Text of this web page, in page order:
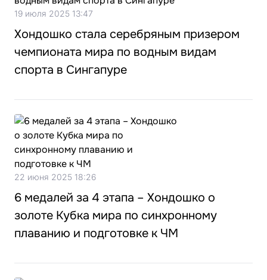
19 июля 2025 13:47
Хондошко стала серебряным призером
чемпионата мира по водным видам
спорта в Сингапуре
22 июня 2025 18:26
6 медалей за 4 этапа – Хондошко о
золоте Кубка мира по синхронному
плаванию и подготовке к ЧМ